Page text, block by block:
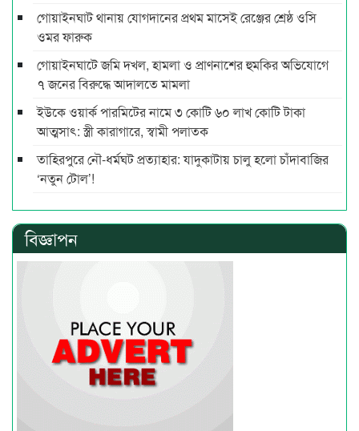
গোয়াইনঘাট থানায় যোগদানের প্রথম মাসেই রেঞ্জের শ্রেষ্ঠ ওসি
ওমর ফারুক
গোয়াইনঘাটে জমি দখল, হামলা ও প্রাণনাশের হুমকির অভিযোগে
৭ জনের বিরুদ্ধে আদালতে মামলা
ইউকে ওয়ার্ক পারমিটের নামে ৩ কোটি ৬০ লাখ কোটি টাকা
আত্মসাৎ: স্ত্রী কারাগারে, স্বামী পলাতক
তাহিরপুরে নৌ-ধর্মঘট প্রত্যাহার: যাদুকাটায় চালু হলো চাঁদাবাজির
‘নতুন টোল’!
বিজ্ঞাপন